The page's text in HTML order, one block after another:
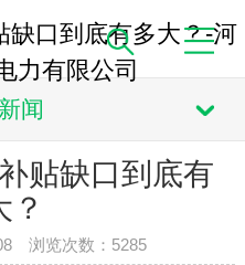
闻
贴缺口到底有
？
浏览次数： 5285